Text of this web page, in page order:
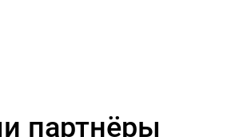
партнёры